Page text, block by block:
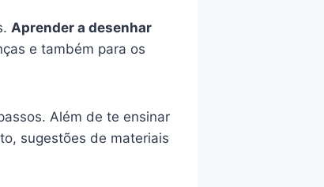
Aprender a desenhar
e também para os
Além de te ensinar
sugestões de materiais